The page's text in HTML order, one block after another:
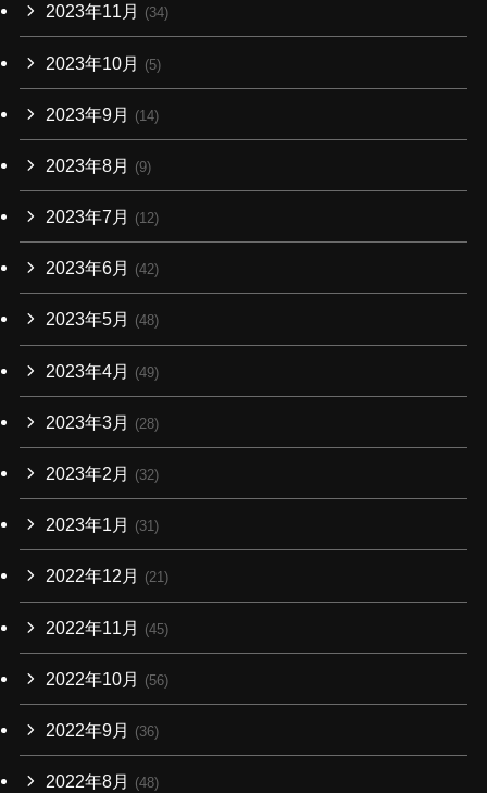
2023年11月 (34)
2023年10月 (5)
2023年9月 (14)
2023年8月 (9)
2023年7月 (12)
2023年6月 (42)
2023年5月 (48)
2023年4月 (49)
2023年3月 (28)
2023年2月 (32)
2023年1月 (31)
2022年12月 (21)
2022年11月 (45)
2022年10月 (56)
2022年9月 (36)
2022年8月 (48)